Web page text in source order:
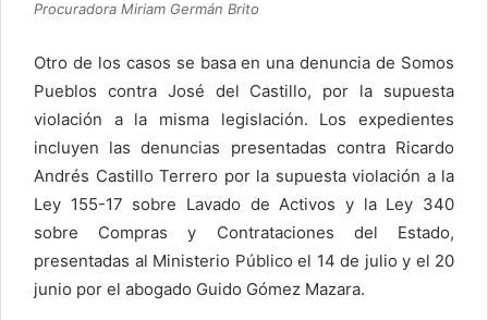
Procuradora Miriam Germán Brito
Otro de los casos se basa en una denuncia de Somos
Pueblos contra José del Castillo, por la supuesta
violación a la misma legislación. Los expedientes
incluyen las denuncias presentadas contra Ricardo
Andrés Castillo Terrero por la supuesta violación a la
Ley 155-17 sobre Lavado de Activos y la Ley 340
sobre Compras y Contrataciones del Estado,
presentadas al Ministerio Público el 14 de julio y el 20
junio por el abogado Guido Gómez Mazara.